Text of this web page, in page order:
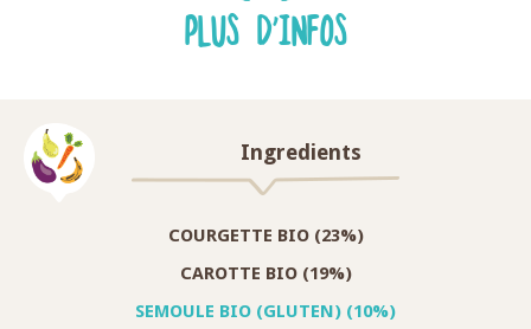
PLUS D'INFOS
Ingredients
COURGETTE BIO (23%)
CAROTTE BIO (19%)
SEMOULE BIO (GLUTEN) (10%)